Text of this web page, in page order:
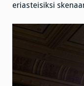
eriasteisiksi